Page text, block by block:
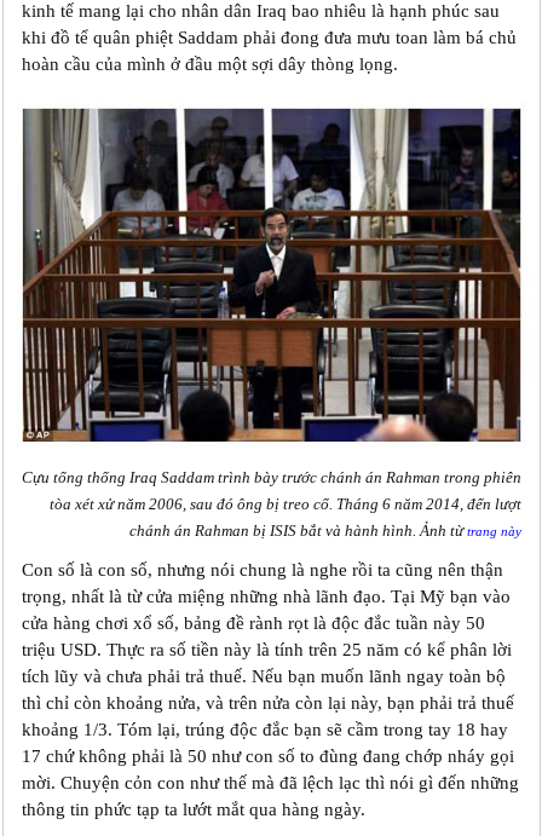
kinh tế mang lại cho nhân dân Iraq bao nhiêu là hạnh phúc sau
khi đồ tể quân phiệt Saddam phải đong đưa mưu toan làm bá chủ
hoàn cầu của mình ở đầu một sợi dây thòng lọng.
Cựu tổng thống Iraq Saddam trình bày trước chánh án Rahman trong phiên
tòa xét xử năm 2006, sau đó ông bị treo cổ. Tháng 6 năm 2014, đến lượt
chánh án Rahman bị ISIS bắt và hành hình. Ảnh từtrang này
Con số là con số, nhưng nói chung là nghe rồi ta cũng nên thận
trọng, nhất là từ cửa miệng những nhà lãnh đạo. Tại Mỹ bạn vào
cửa hàng chơi xổ số, bảng đề rành rọt là độc đắc tuần này 50
triệu USD. Thực ra số tiền này là tính trên 25 năm có kể phân lời
tích lũy và chưa phải trả thuế. Nếu bạn muốn lãnh ngay toàn bộ
thì chỉ còn khoảng nửa, và trên nửa còn lại này, bạn phải trả thuế
khoảng 1/3. Tóm lại, trúng độc đắc bạn sẽ cầm trong tay 18 hay
17 chứ không phải là 50 như con số to đùng đang chớp nháy gọi
mời. Chuyện cỏn con như thế mà đã lệch lạc thì nói gì đến những
thông tin phức tạp ta lướt mắt qua hàng ngày.